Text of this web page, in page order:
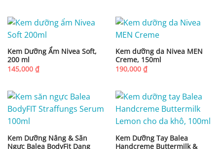
Kem Dưỡng Ẩm Nivea Soft,
200 ml
145,000 ₫
Kem dưỡng da Nivea MEN
Creme, 150ml
190,000 ₫
Kem Dưỡng Nâng & Săn
Ngực Balea BodyFit Dạng
Kem Dưỡng Tay Balea
Handcreme Buttermilk &